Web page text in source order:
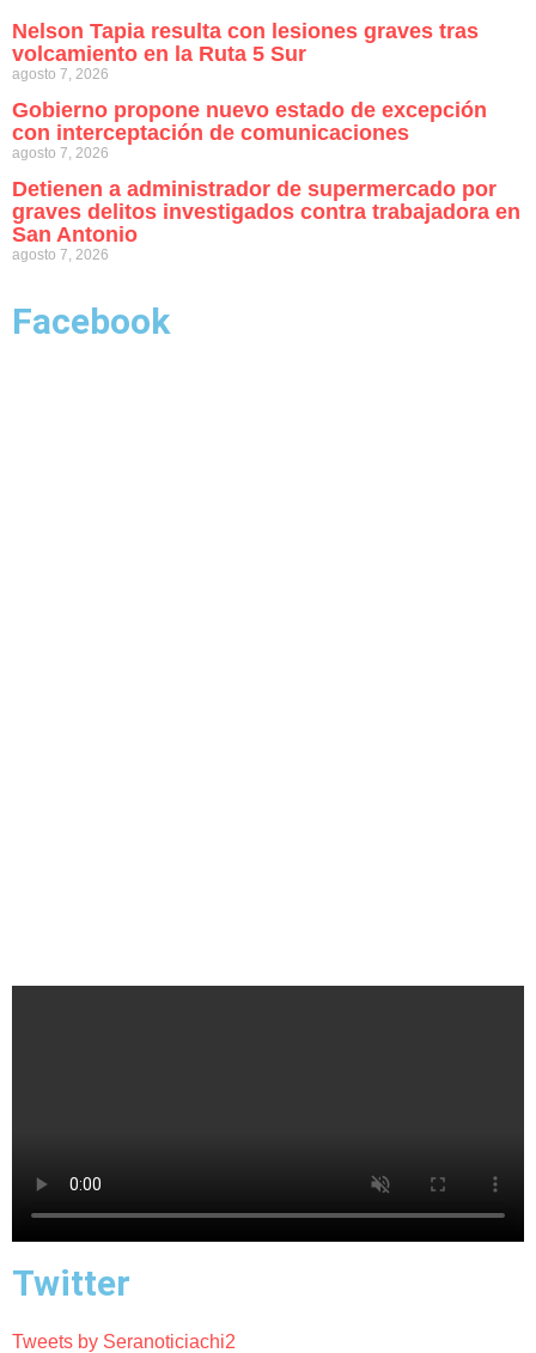
Nelson Tapia resulta con lesiones graves tras
volcamiento en la Ruta 5 Sur
agosto 7, 2026
Gobierno propone nuevo estado de excepción
con interceptación de comunicaciones
agosto 7, 2026
Detienen a administrador de supermercado por
graves delitos investigados contra trabajadora en
San Antonio
agosto 7, 2026
Facebook
Twitter
Tweets by Seranoticiachi2